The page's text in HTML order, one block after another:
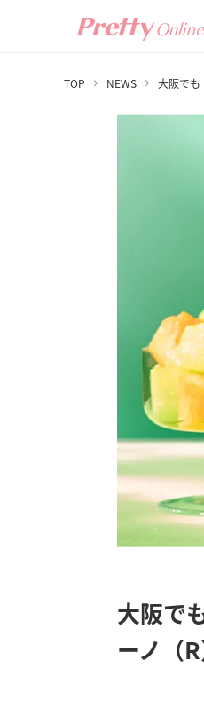
TOP NEWS 大阪でも
大阪で
ーノ（